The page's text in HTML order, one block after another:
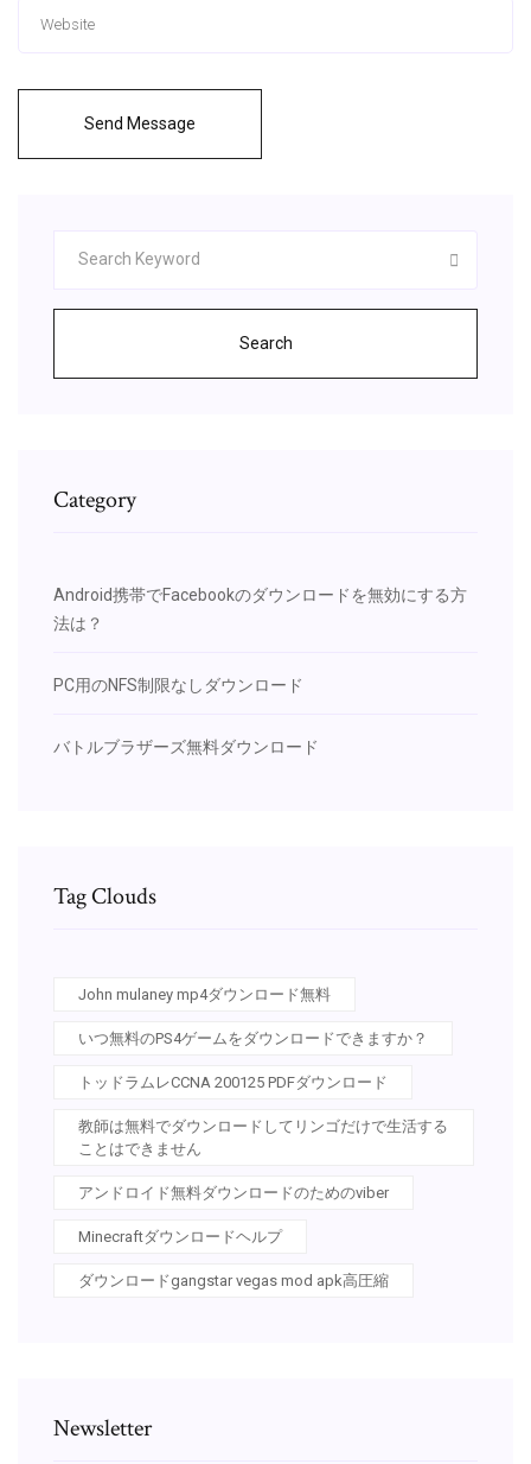
Send Message
Search
Category
Android携帯でFacebookのダウンロードを無効にする方
法は？
PC用のNFS制限なしダウンロード
バトルブラザーズ無料ダウンロード
Tag Clouds
John mulaney mp4ダウンロード無料
いつ無料のPS4ゲームをダウンロードできますか？
トッドラムレCCNA 200125 PDFダウンロード
教師は無料でダウンロードしてリンゴだけで生活する
ことはできません
アンドロイド無料ダウンロードのためのviber
Minecraftダウンロードヘルプ
ダウンロードgangstar vegas mod apk高圧縮
Newsletter